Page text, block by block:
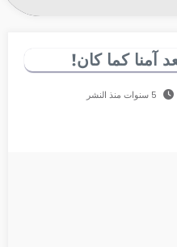
آمنا كما كان!
5 سنوات منذ النشر